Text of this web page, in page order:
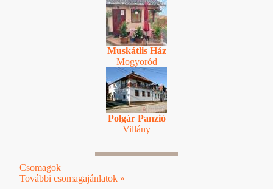
Muskátlis Ház
Mogyoród
Polgár Panzió
Villány
Csomagok
További csomagajánlatok »